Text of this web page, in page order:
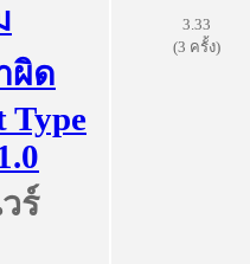
ผิด
Type
3.33
(3 ครั้ง)